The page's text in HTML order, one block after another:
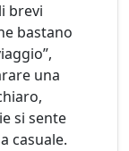
brevi
bastano
una
si sente
casuale.